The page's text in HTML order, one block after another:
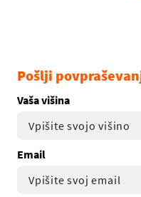
Pošlji
Vaša višina
Email